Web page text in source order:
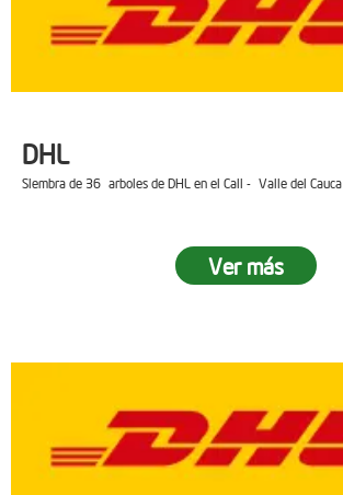
DHL
Siembra de 36 arboles de DHL en el Cali - Valle del Cauca
Ver más